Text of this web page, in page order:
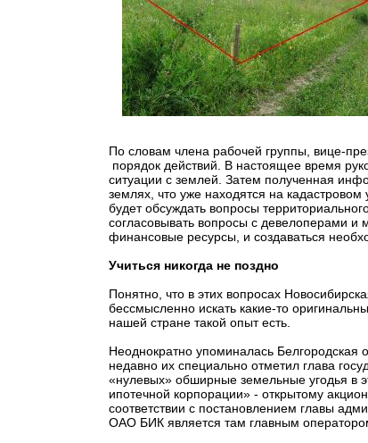
По словам члена рабочей группы, вице-
порядок действий. В настоящее время
ситуации с землей. Затем полученная
землях, что уже находятся на
будет обсуждать вопросы
согласовывать вопросы с девелоперами и
финансовые ресурсы, и создаваться
Учиться никогда не поздно
Понятно, что в этих вопросах
бессмысленно искать какие-то
нашей стране такой опыт есть.
Неоднократно упоминалась Белгородская
недавно их специально отметил глава
«нулевых» обширные земельные угодья в
ипотечной корпорации» - открытому
соответствии с постановлением главы
ОАО БИК является там главным